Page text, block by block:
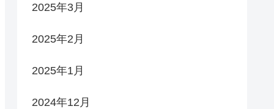
2025年3月
2025年2月
2025年1月
2024年12月